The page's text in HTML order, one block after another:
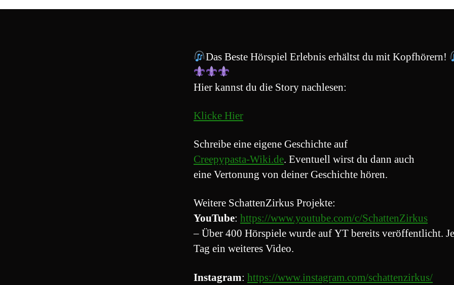
Das Beste Hörspiel Erlebnis erhältst du mit Kopfhörern!
Hier kannst du die Story nachlesen:
Klicke Hier
Schreibe eine eigene Geschichte auf
Creepypasta-Wiki.de. Eventuell wirst du dann auch
eine Vertonung von deiner Geschichte hören.
Weitere SchattenZirkus Projekte:
YouTube: https://www.youtube.com/c/SchattenZirkus
– Über 400 Hörspiele wurde auf YT bereits veröffentlicht.
Tag ein weiteres Video.
Instagram: https://www.instagram.com/schattenzirkus/